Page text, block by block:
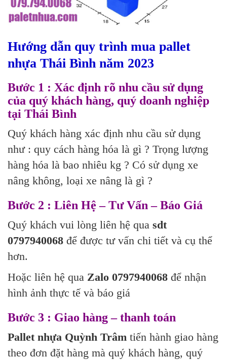
Hướng dẫn quy trình mua pallet
nhựa Thái Bình năm 2023
Bước 1 : Xác định rõ nhu cầu sử dụng
của quý khách hàng, quý doanh nghiệp
tại Thái Bình
Quý khách hàng xác định nhu cầu sử dụng
như : quy cách hàng hóa là gì ? Trọng lượng
hàng hóa là bao nhiêu kg ? Có sử dụng xe
nâng không, loại xe nâng là gì ?
Bước 2 : Liên Hệ – Tư Vấn – Báo Giá
Quý khách vui lòng liên hệ qua sdt
0797940068 để được tư vấn chi tiết và cụ thể
hơn.
Hoặc liên hệ qua Zalo 0797940068 để nhận
hình ảnh thực tế và báo giá
Bước 3 : Giao hàng – thanh toán
Pallet nhựa Quỳnh Trâm tiến hành giao hàng
theo đơn đặt hàng mà quý khách hàng, quý